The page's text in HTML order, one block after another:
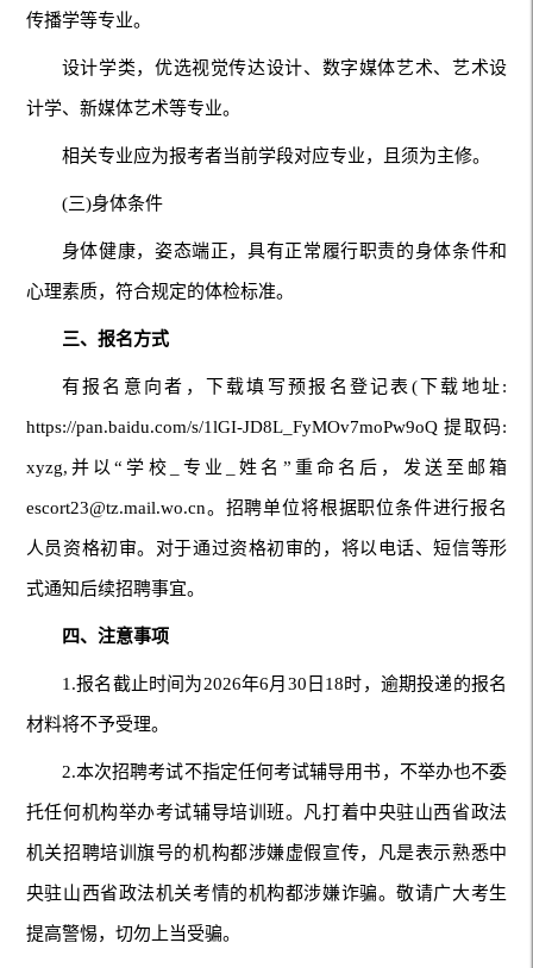
传播学等专业。
设计学类，优选视觉传达设计、数字媒体艺术、艺术设
计学、新媒体艺术等专业。
相关专业应为报考者当前学段对应专业，且须为主修。
(三)身体条件
身体健康，姿态端正，具有正常履行职责的身体条件和
心理素质，符合规定的体检标准。
三、报名方式
有报名意向者，下载填写预报名登记表(下载地址:
https://pan.baidu.com/s/1lGI-JD8L_FyMOv7moPw9oQ 提取码:
xyzg,并以“学校_专业_姓名”重命名后，发送至邮箱
escort23@tz.mail.wo.cn。招聘单位将根据职位条件进行报名
人员资格初审。对于通过资格初审的，将以电话、短信等形
式通知后续招聘事宜。
四、注意事项
1.报名截止时间为2026年6月30日18时，逾期投递的报名
材料将不予受理。
2.本次招聘考试不指定任何考试辅导用书，不举办也不委
托任何机构举办考试辅导培训班。凡打着中央驻山西省政法
机关招聘培训旗号的机构都涉嫌虚假宣传，凡是表示熟悉中
央驻山西省政法机关考情的机构都涉嫌诈骗。敬请广大考生
提高警惕，切勿上当受骗。